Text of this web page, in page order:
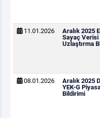
11.01.2026
Aralık 2025
Sayaç Verisi
Uzlaştırma
08.01.2026
Aralık 2025
YEK-G
Bildirimi